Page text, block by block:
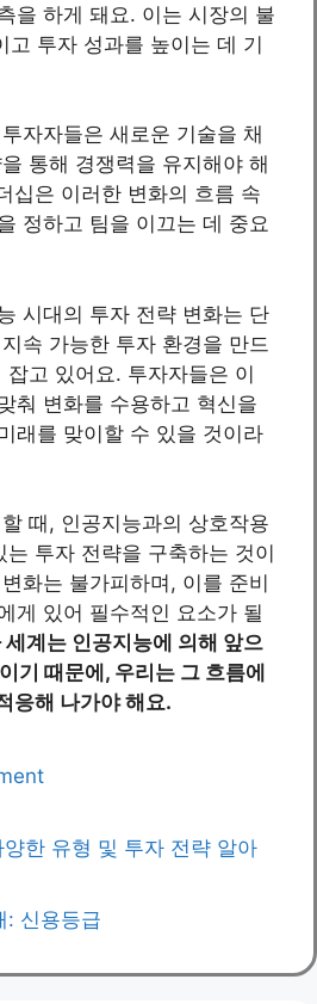
을 하게 돼요. 이는 시장의 불
고 투자 성과를 높이는 데 기
자자들은 새로운 기술을 채
통해 경쟁력을 유지해야 해
십은 이러한 변화의 흐름 속
정하고 팀을 이끄는 데 중요
시대의 투자 전략 변화는 단
속 가능한 투자 환경을 만드
고 있어요. 투자자들은 이
춰 변화를 수용하고 혁신을
래를 맞이할 수 있을 것이라
때, 인공지능과의 상호작용
투자 전략을 구축하는 것이
화는 불가피하며, 이를 준비
게 있어 필수적인 요소가 될
세계는 인공지능에 의해 앞으
기 때문에, 우리는 그 흐름에
응해 나가야 해요.
한 유형 및 투자 전략 알아
: 신용등급